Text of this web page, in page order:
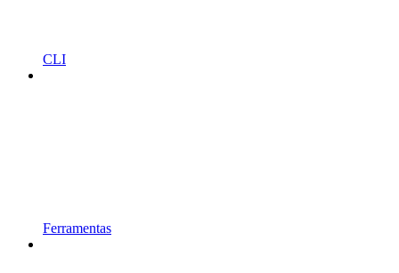
CLI
Ferramentas